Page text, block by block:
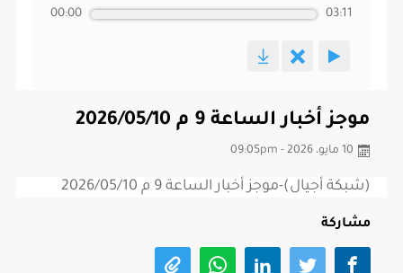
00:00 03:11
موجز أخبار الساعة 9 م 2026/05/10
10 مايو، 2026 - 09:05pm
(شبكة أجيال)-موجز أخبار الساعة 9 م 2026/05/10
مشاركة